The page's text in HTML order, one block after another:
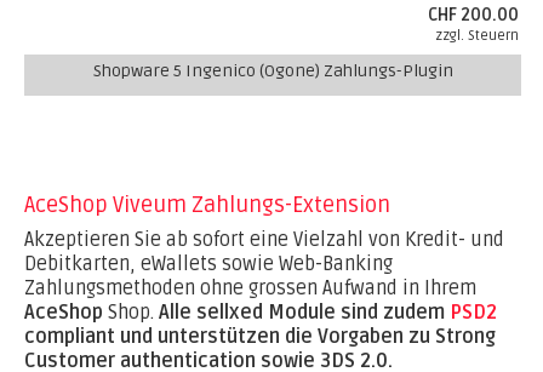
CHF 200.00
zzgl. Steuern
Shopware 5 Ingenico (Ogone) Zahlungs-Plugin
AceShop Viveum Zahlungs-Extension
Akzeptieren Sie ab sofort eine Vielzahl von Kredit- und
Debitkarten, eWallets sowie Web-Banking
Zahlungsmethoden ohne grossen Aufwand in Ihrem
AceShop Shop. Alle sellxed Module sind zudem PSD2
compliant und unterstützen die Vorgaben zu Strong
Customer authentication sowie 3DS 2.0.